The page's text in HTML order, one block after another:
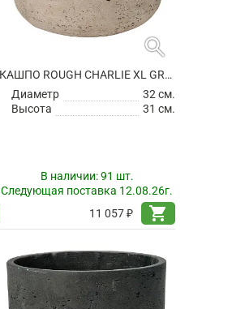
search
КАШПО ROUGH CHARLIE XL GREY WASHED
Диаметр
32 см.
Высота
31 см.
В наличии:91 шт.
Следующая поставка 12.08.26г.
11 057 ₽
shopping_cart